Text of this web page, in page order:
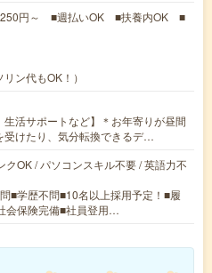
円～ ■週払いOK ■扶養内OK ■
ン代もOK！）
生活サポートなど】＊お年寄りが昼間
受けたり、気分転換できるデ…
クOK / パソコンスキル不要 / 英語力不
■学歴不問■10名以上採用予定！■履
会保険完備■社員登用…